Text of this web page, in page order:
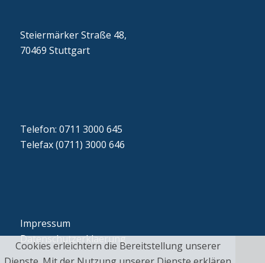
Steiermärker Straße 48,
70469 Stuttgart
Telefon: 0711 3000 645
Telefax (0711) 3000 646
Impressum
Datenschutzerklaerung
Cookies erleichtern die Bereitstellung unserer